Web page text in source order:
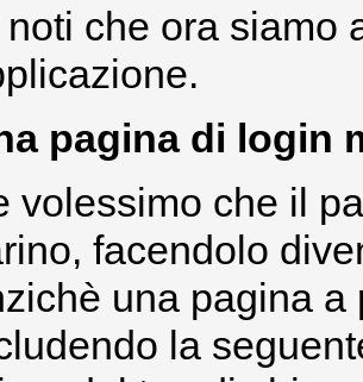
che ora siamo
pagina di login
volessimo che il
facendolo
una pagina a
la